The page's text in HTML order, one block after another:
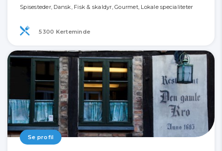
Spisesteder, Dansk, Fisk & skaldyr, Gourmet, Lokale specialiteter
5300 Kerteminde
Se profil